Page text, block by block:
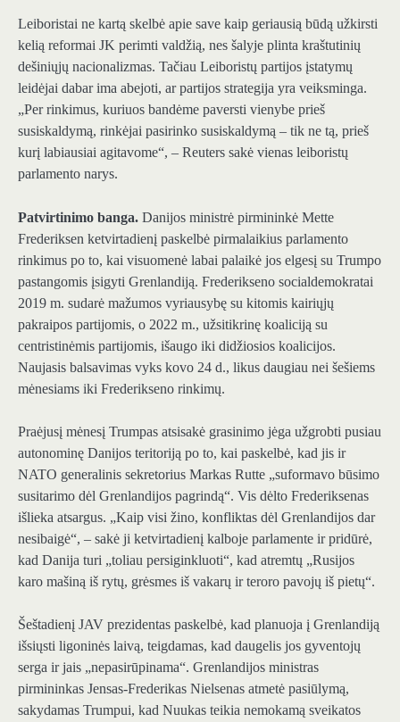
Leiboristai ne kartą skelbė apie save kaip geriausią būdą užkirsti
kelią reformai JK perimti valdžią, nes šalyje plinta kraštutinių
dešiniųjų nacionalizmas. Tačiau Leiboristų partijos įstatymų
leidėjai dabar ima abejoti, ar partijos strategija yra veiksminga.
„Per rinkimus, kuriuos bandėme paversti vienybe prieš
susiskaldymą, rinkėjai pasirinko susiskaldymą – tik ne tą, prieš
kurį labiausiai agitavome“, – Reuters sakė vienas leiboristų
parlamento narys.
Patvirtinimo banga. Danijos ministrė pirmininkė Mette
Frederiksen ketvirtadienį paskelbė pirmalaikius parlamento
rinkimus po to, kai visuomenė labai palaikė jos elgesį su Trumpo
pastangomis įsigyti Grenlandiją. Frederikseno socialdemokratai
2019 m. sudarė mažumos vyriausybę su kitomis kairiųjų
pakraipos partijomis, o 2022 m., užsitikrinę koaliciją su
centristinėmis partijomis, išaugo iki didžiosios koalicijos.
Naujasis balsavimas vyks kovo 24 d., likus daugiau nei šešiems
mėnesiams iki Frederikseno rinkimų.
Praėjusį mėnesį Trumpas atsisakė grasinimo jėga užgrobti pusiau
autonominę Danijos teritoriją po to, kai paskelbė, kad jis ir
NATO generalinis sekretorius Markas Rutte „suformavo būsimo
susitarimo dėl Grenlandijos pagrindą“. Vis dėlto Frederiksenas
išlieka atsargus. „Kaip visi žino, konfliktas dėl Grenlandijos dar
nesibaigė“, – sakė ji ketvirtadienį kalboje parlamente ir pridūrė,
kad Danija turi „toliau persiginkluoti“, kad atremtų „Rusijos
karo mašiną iš rytų, grėsmes iš vakarų ir teroro pavojų iš pietų“.
Šeštadienį JAV prezidentas paskelbė, kad planuoja į Grenlandiją
išsiųsti ligoninės laivą, teigdamas, kad daugelis jos gyventojų
serga ir jais „nepasirūpinama“. Grenlandijos ministras
pirmininkas Jensas-Frederikas Nielsenas atmetė pasiūlymą,
sakydamas Trumpui, kad Nuukas teikia nemokamą sveikatos